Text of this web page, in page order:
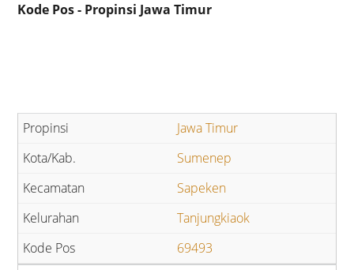
Kode Pos - Propinsi Jawa Timur
Jawa Timur
Sumenep
Sapeken
Tanjungkiaok
69493